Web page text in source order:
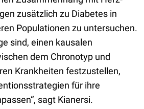
zusätzlich zu Diabetes in
Populationen zu untersuchen.
sind, einen kausalen
dem Chronotyp und
Krankheiten festzustellen,
für ihre
sagt Kianersi.